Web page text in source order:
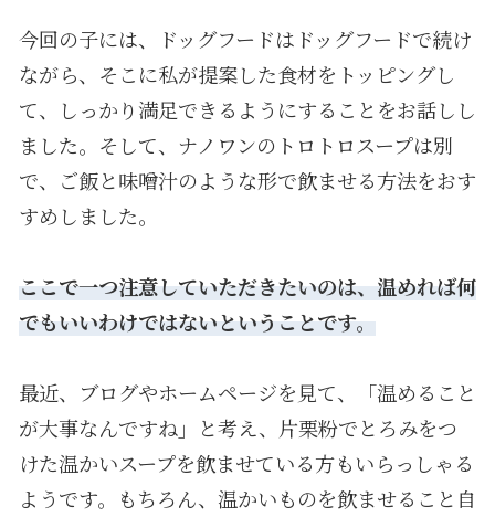
今回の子には、ドッグフードはドッグフードで続け
ながら、そこに私が提案した食材をトッピングし
て、しっかり満足できるようにすることをお話しし
ました。そして、ナノワンのトロトロスープは別
で、ご飯と味噌汁のような形で飲ませる方法をおす
すめしました。
ここで一つ注意していただきたいのは、温めれば何
でもいいわけではないということです。
最近、ブログやホームページを見て、「温めること
が大事なんですね」と考え、片栗粉でとろみをつ
けた温かいスープを飲ませている方もいらっしゃる
ようです。もちろん、温かいものを飲ませること自